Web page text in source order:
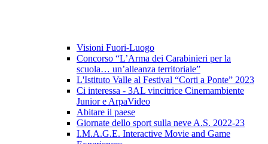
Visioni Fuori-Luogo
Concorso “L’Arma dei Carabinieri per la
scuola… un’alleanza territoriale”
L'Istituto Valle al Festival “Corti a Ponte” 2023
Ci interessa - 3AL vincitrice Cinemambiente
Junior e ArpaVideo
Abitare il paese
Giornate dello sport sulla neve A.S. 2022-23
I.M.A.G.E. Interactive Movie and Game